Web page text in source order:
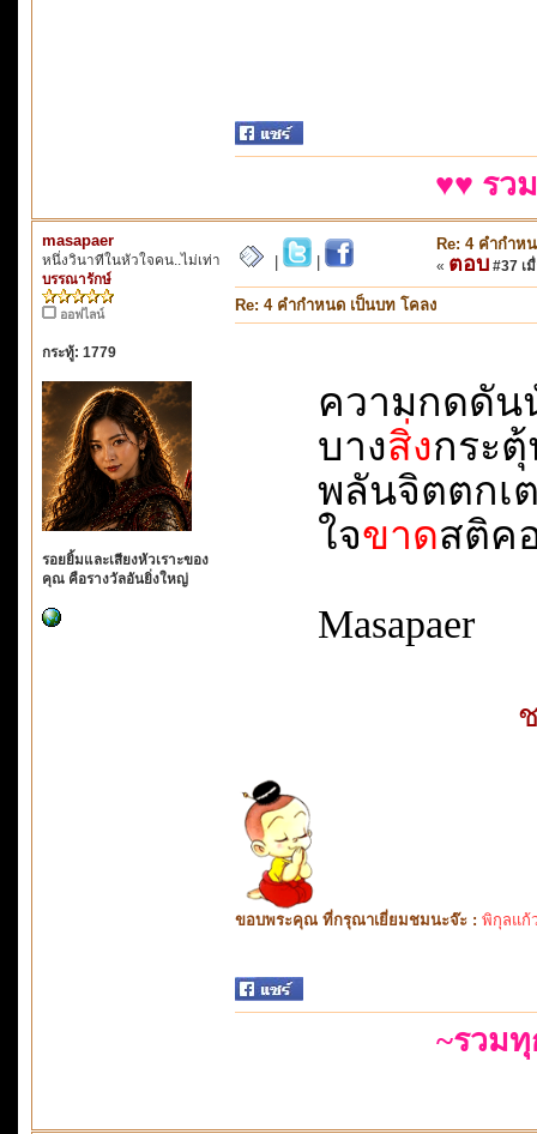
♥♥ รว
masapaer
หนึ่งวินาทีในหัวใจคน..ไม่เท่า
บรรณารักษ์
ออฟไลน์
กระทู้: 1779
รอยยิ้มและเสียงหัวเราะของ
คุณ คือรางวัลอันยิ่งใหญ่
Re: 4 คำกำห
« ตอบ #37 เ
Re: 4 คำกำหนด เป็นบท โคลง
ความกดดัน
บางสิ่งกระตุ้
พลันจิตตกเ
ใจขาดสติค
Masapaer
ขอบพระคุณ ที่กรุณาเยี่ยมชมนะจ๊ะ : พิกุลแก้
~รวม